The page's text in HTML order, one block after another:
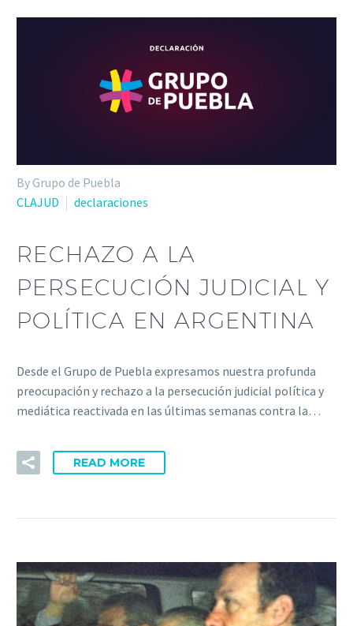
By Grupo de Puebla
CLAJUD
declaraciones
RECHAZO A LA
PERSECUCIÓN JUDICIAL Y
POLÍTICA EN ARGENTINA
Desde el Grupo de Puebla expresamos nuestra profunda
preocupación y rechazo a la persecución judicial política y
mediática reactivada en las últimas semanas contra la…
READ MORE